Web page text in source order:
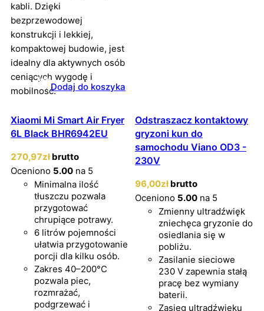
kabli. Dzięki
bezprzewodowej
konstrukcji i lekkiej,
kompaktowej budowie, jest
idealny dla aktywnych osób
ceniących wygodę i
mobilność.Dodaj do koszyka
Xiaomi Mi Smart Air Fryer
6L Black BHR6942EU
270,97zł brutto
Oceniono 5.00 na 5
Minimalna ilość
tłuszczu pozwala
przygotować
chrupiące potrawy.
6 litrów pojemności
ułatwia przygotowanie
porcji dla kilku osób.
Zakres 40–200°C
pozwala piec,
rozmrażać,
podgrzewać i
Odstraszacz kontaktowy
gryzoni kun do
samochodu Viano OD3 -
230V
96,00zł brutto
Oceniono 5.00 na 5
Zmienny ultradźwięk
zniechęca gryzonie do
osiedlania się w
pobliżu.
Zasilanie sieciowe
230 V zapewnia stałą
pracę bez wymiany
baterii.
Zasięg ultradźwięku